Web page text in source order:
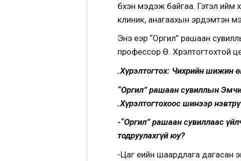
бүхэн мэдэж байгаа. Гэтэл ийм
клиник, анагаахын эрдэмтэн
Энэ үеэр “Оргил” рашаан
профессор Ө. Хүрэлтогтохтой
Ө.Хүрэлтогтох: Чихрийн шижин
“Оргил” рашаан сувиллын
Ө.Хүрэлтогтохоос шинээр
-“Оргил” рашаан сувиллаас
тодруулахгүй юу?
-Цаг үеийн шаардлага дагасан